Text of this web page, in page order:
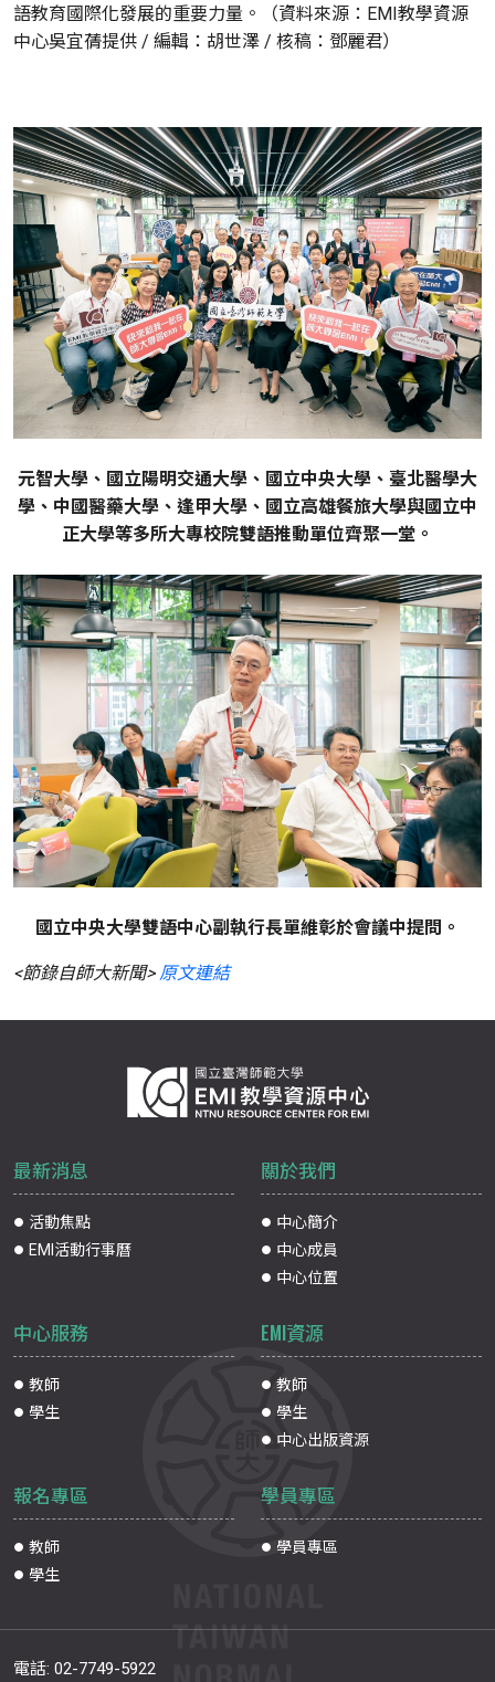
語教育國際化發展的重要力量。（資料來源：EMI教學資源
中心吳宜蒨提供 / 編輯：胡世澤 / 核稿：鄧麗君）
元智大學、國立陽明交通大學、國立中央大學、臺北醫學大
學、中國醫藥大學、逢甲大學、國立高雄餐旅大學與國立中
正大學等多所大專校院雙語推動單位齊聚一堂。
國立中央大學雙語中心副執行長單維彰於會議中提問。
<節錄自師大新聞> 原文連結
最新消息
活動焦點
EMI活動行事曆
關於我們
中心簡介
中心成員
中心位置
中心服務
教師
學生
EMI資源
教師
學生
中心出版資源
報名專區
教師
學生
學員專區
學員專區
電話: 02-7749-5922